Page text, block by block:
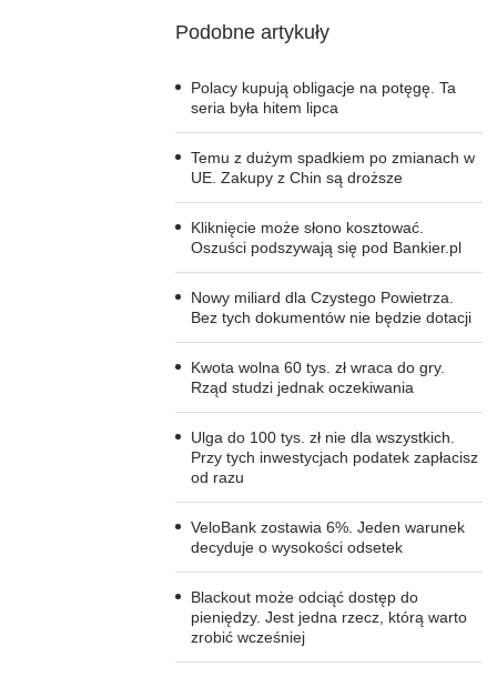
Podobne artykuły
Polacy kupują obligacje na potęgę. Ta
seria była hitem lipca
Temu z dużym spadkiem po zmianach w
UE. Zakupy z Chin są droższe
Kliknięcie może słono kosztować.
Oszuści podszywają się pod Bankier.pl
Nowy miliard dla Czystego Powietrza.
Bez tych dokumentów nie będzie dotacji
Kwota wolna 60 tys. zł wraca do gry.
Rząd studzi jednak oczekiwania
Ulga do 100 tys. zł nie dla wszystkich.
Przy tych inwestycjach podatek zapłacisz
od razu
VeloBank zostawia 6%. Jeden warunek
decyduje o wysokości odsetek
Blackout może odciąć dostęp do
pieniędzy. Jest jedna rzecz, którą warto
zrobić wcześniej